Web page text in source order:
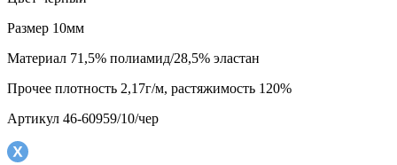
Размер 10мм
Материал 71,5% полиамид/28,5% эластан
Прочее плотность 2,17г/м, растяжимость 120%
Артикул 46-60959/10/чер